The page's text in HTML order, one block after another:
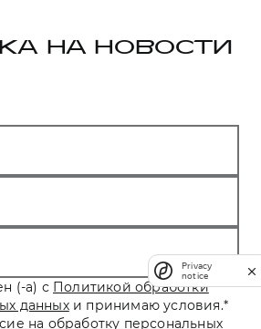
НА НОВОСТИ
(-а) с Политикой обработки
данных и принимаю условия.*
на обработку персональных
Privacy
notice